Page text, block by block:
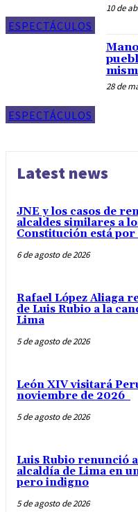
ESPECTÁCULOS
10 de
ESPECTÁCULOS
28 de
Latest news
JNE y los casos de
alcaldes similares a
Constitución está
6 de agosto de 2026
Rafael López Aliaga
de Luis Rubio a la
Lima
5 de agosto de 2026
León XIV visitará
noviembre de 2026
5 de agosto de 2026
Luis Rubio renunció
alcaldía de Lima en
pero indigno
5 de agosto de 2026